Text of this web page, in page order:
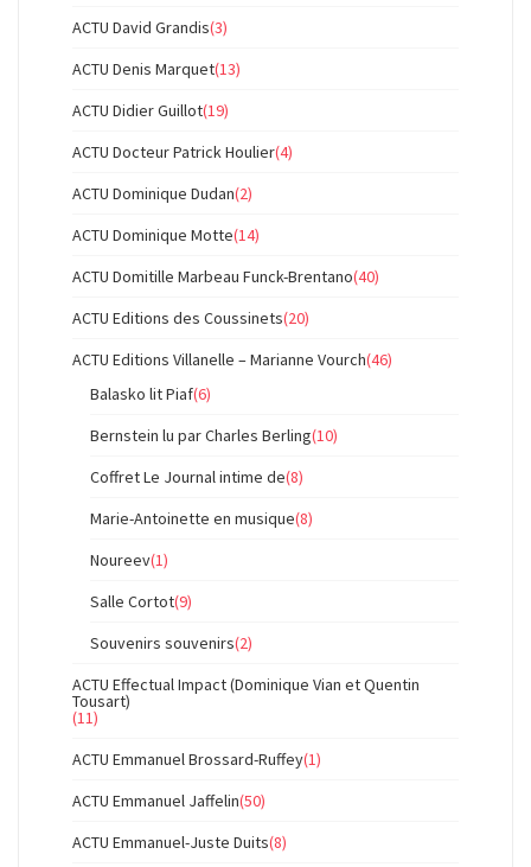
ACTU David Grandis(3)
ACTU Denis Marquet(13)
ACTU Didier Guillot(19)
ACTU Docteur Patrick Houlier(4)
ACTU Dominique Dudan(2)
ACTU Dominique Motte(14)
ACTU Domitille Marbeau Funck-Brentano(40)
ACTU Editions des Coussinets(20)
ACTU Editions Villanelle – Marianne Vourch(46)
Balasko lit Piaf(6)
Bernstein lu par Charles Berling(10)
Coffret Le Journal intime de(8)
Marie-Antoinette en musique(8)
Noureev(1)
Salle Cortot(9)
Souvenirs souvenirs(2)
ACTU Effectual Impact (Dominique Vian et Quentin
Tousart)
(11)
ACTU Emmanuel Brossard-Ruffey(1)
ACTU Emmanuel Jaffelin(50)
ACTU Emmanuel-Juste Duits(8)